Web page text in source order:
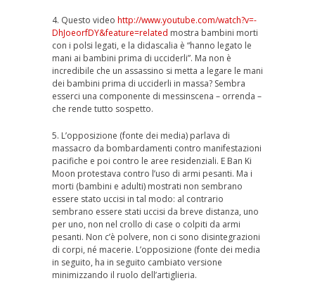
4. Questo video http://www.youtube.com/watch?v=-
DhJoeorfDY&feature=related mostra bambini morti
con i polsi legati, e la didascalia è “hanno legato le
mani ai bambini prima di ucciderli”. Ma non è
incredibile che un assassino si metta a legare le mani
dei bambini prima di ucciderli in massa? Sembra
esserci una componente di messinscena – orrenda –
che rende tutto sospetto.
5. L’opposizione (fonte dei media) parlava di
massacro da bombardamenti contro manifestazioni
pacifiche e poi contro le aree residenziali. E Ban Ki
Moon protestava contro l’uso di armi pesanti. Ma i
morti (bambini e adulti) mostrati non sembrano
essere stato uccisi in tal modo: al contrario
sembrano essere stati uccisi da breve distanza, uno
per uno, non nel crollo di case o colpiti da armi
pesanti. Non c’è polvere, non ci sono disintegrazioni
di corpi, né macerie. L’opposizione (fonte dei media
in seguito, ha in seguito cambiato versione
minimizzando il ruolo dell’artiglieria.